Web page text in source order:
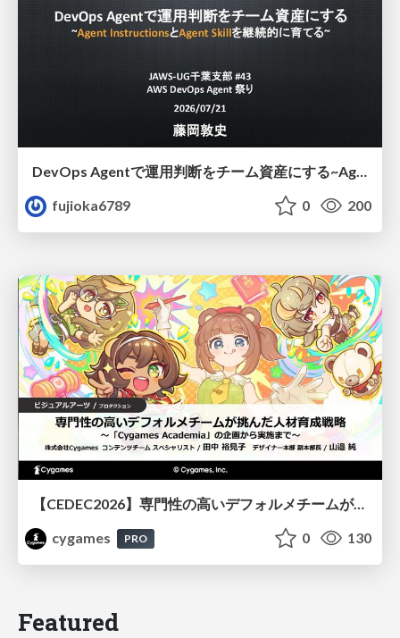
fujioka6789
0 200
【CEDEC2026】専門性の高いデフォルメチームが挑んだ人材育成戦略 〜Cygames Academiaの企画から実施まで〜
cygames
PRO 0 130
Featured